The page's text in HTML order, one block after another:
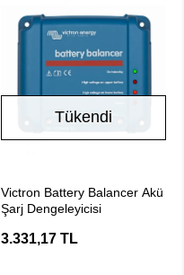
Tükendi
Victron Battery Balancer Akü
Şarj Dengeleyicisi
3.331,17 TL